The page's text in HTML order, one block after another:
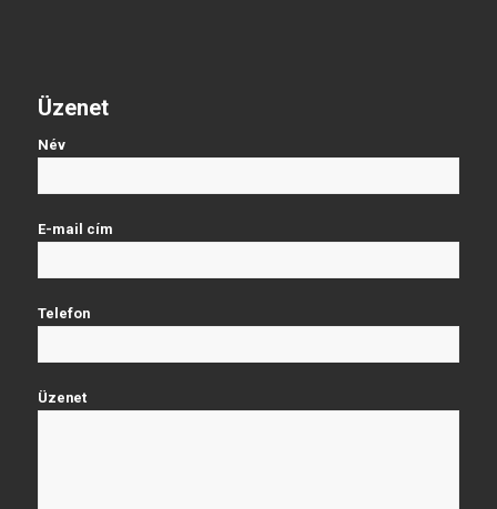
Üzenet
Név
E-mail cím
Telefon
Üzenet